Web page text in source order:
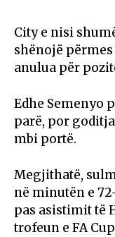
City e nisi
shënojë përmes
anulua për
Edhe Semenyo
parë, por
mbi portë.
Megjithatë,
në minutën e
pas asistimit të
trofeun e FA